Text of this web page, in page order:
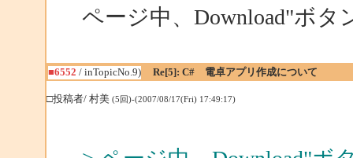
ページ中、Download"ボ
■6552 / inTopicNo.9) Re[5]: C# 電卓アプリ作成について
□投稿者/ 村美 (5回)-(2007/08/17(Fri) 17:49:17)